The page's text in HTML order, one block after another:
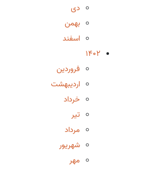
دی
بهمن
اسفند
1402
فروردین
اردیبهشت
خرداد
تیر
مرداد
شهریور
مهر